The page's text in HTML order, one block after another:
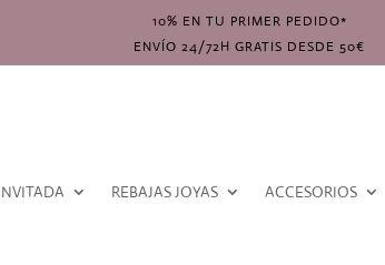
10% EN TU PRIMER PEDIDO*
ENVÍO 24/72H GRATIS DESDE 50€
REBAJAS JOYAS ACCESORIOS